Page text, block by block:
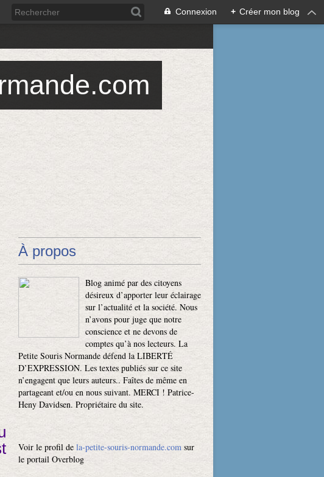
Connexion + Créer mon blog
À propos
Blog animé par des citoyens
désireux d’apporter leur éclairage
sur l’actualité et la société. Nous
n’avons pour juge que notre
conscience et ne devons de
comptes qu’à nos lecteurs. La
Petite Souris Normande défend la LIBERTÉ
D’EXPRESSION. Les textes publiés sur ce site
n’engagent que leurs auteurs.. Faîtes de même en
partageant et/ou en nous suivant. MERCI ! Patrice-
Heny Davidsen. Propriétaire du site.
Voir le profil de la-petite-souris-normande.com sur
le portail Overblog